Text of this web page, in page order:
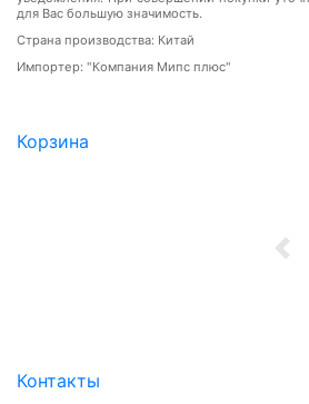
Корзина
Контакты
для Вас большую значимость.
Страна производства: Китай
Импортер: "Компания Мипс плюс"